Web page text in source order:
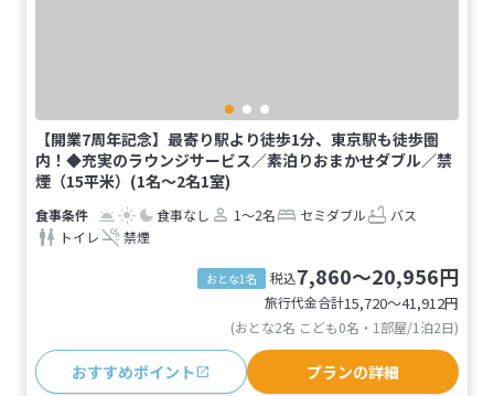
【開業7周年記念】最寄り駅より徒歩1分、東京駅も徒歩圏
内！◆充実のラウンジサービス／素泊りおまかせダブル／禁
煙（15平米）(1名～2名1室)
食事なし 1～2名 セミダブル
バス
トイレ
禁煙
おとな1名 税込7,860～20,956円
旅行代金合計15,720〜41,912円
(おとな2名 こども0名・1部屋/1泊2日)
おすすめポイント プランの詳細